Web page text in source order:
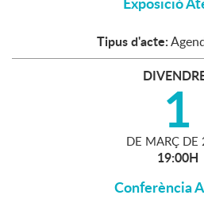
Tipus d'acte:
1
DE MARÇ DE
19:00H
Conferència